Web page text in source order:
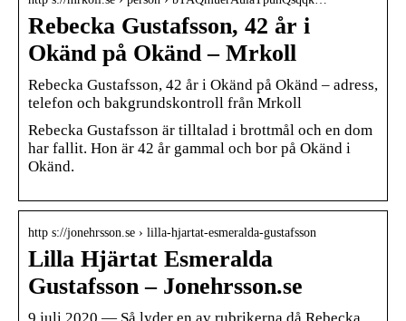
Rebecka Gustafsson, 42 år i
Okänd på Okänd – Mrkoll
Rebecka Gustafsson, 42 år i Okänd på Okänd – adress,
telefon och bakgrundskontroll från Mrkoll
Rebecka Gustafsson är tilltalad i brottmål och en dom
har fallit. Hon är 42 år gammal och bor på Okänd i
Okänd.
http s://jonehrsson.se › lilla-hjartat-esmeralda-gustafsson
Lilla Hjärtat Esmeralda
Gustafsson – Jonehrsson.se
9 juli 2020 — Så lyder en av rubrikerna då Rebecka